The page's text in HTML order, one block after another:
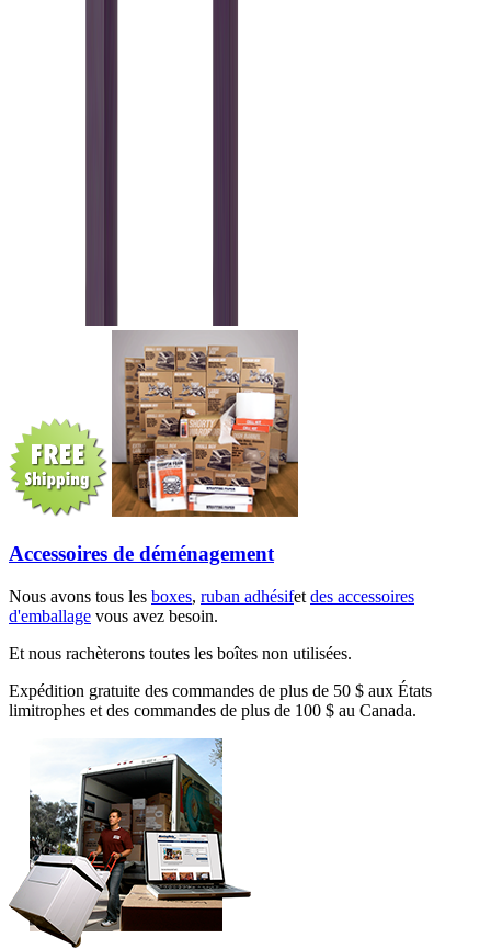
Accessoires de déménagement
Nous avons tous les boxes, ruban adhésifet des accessoires
d'emballage vous avez besoin.
Et nous rachèterons toutes les boîtes non utilisées.
Expédition gratuite des commandes de plus de 50 $ aux États
limitrophes et des commandes de plus de 100 $ au Canada.